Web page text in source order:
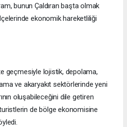
bunun Çaldıran başta olmak
ekonomik hareketliliği
geçmesiyle lojistik, depolama,
ve akaryakıt sektörlerinde yeni
oluşabileceğini dile getiren
de bölge ekonomisine